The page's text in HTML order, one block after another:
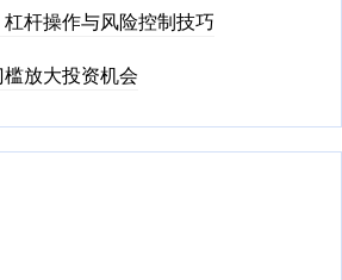
杆操作与风险控制技巧
放大投资机会